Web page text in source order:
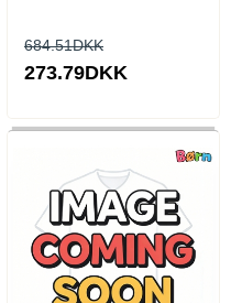
684.51DKK
273.79DKK